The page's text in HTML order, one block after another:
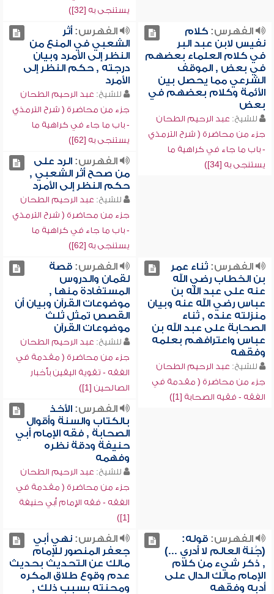
يستنجى به [32])
الفهرس:كلام
نفيس لابن عبد البر
في كلام العلماء بعضهم
في بعض , الموقف
الشرعي مما يحصل بين
الأئمة وكلام بعضهم في
بعض
للشيخ: عبد الرحيم الطحان
جزء من محاضرة ( شرح الترمذي
- باب ما جاء في كراهية ما
يستنجى به [34])
الفهرس:أثر
الشعبي في المنع من
النظر إلى الأمرد وبيان
درجته , حكم النظر إلى
الأمرد
للشيخ: عبد الرحيم الطحان
جزء من محاضرة ( شرح الترمذي
- باب ما جاء في كراهية ما
يستنجى به [62])
الفهرس:الرد على
من صحح أثر الشعبي ,
حكم النظر إلى الأمرد
للشيخ: عبد الرحيم الطحان
جزء من محاضرة ( شرح الترمذي
- باب ما جاء في كراهية ما
يستنجى به [62])
الفهرس:ثناء عمر
بن الخطاب رضي الله
عنه على عبد الله بن
عباس رضي الله عنه وبيان
منزلته عنده , ثناء
الصحابة على عبد الله بن
عباس واعترافهم بعلمه
وفقهه
للشيخ: عبد الرحيم الطحان
جزء من محاضرة ( مقدمة في
الفقه - فقيه الصحابة [1])
الفهرس:قصة
لقمان والدروس
المستفادة منها ,
موضوعات القرآن وبيان أن
القصص تمثل ثلث
موضوعات القرآن
للشيخ: عبد الرحيم الطحان
جزء من محاضرة ( مقدمة في
الفقه - تقوية اليقين بأخبار
الصالحين [1])
الفهرس:الأخذ
بالكتاب والسنة وأقوال
الصحابة , فقه الإمام أبي
حنيفة ودقة نظره
وفهمه
للشيخ: عبد الرحيم الطحان
جزء من محاضرة ( مقدمة في
الفقه - فقه الإمام أبي حنيفة
[1])
الفهرس:قوله:
(جُنة العالم لا أدري ...)
, ذكر شيء من كلام
الإمام مالك الدال على
أدبه وفقهه
الفهرس:نهي أبي
جعفر المنصور للإمام
مالك عن التحديث بحديث
عدم وقوع طلاق المكره
ومحنته بسبب ذلك ,